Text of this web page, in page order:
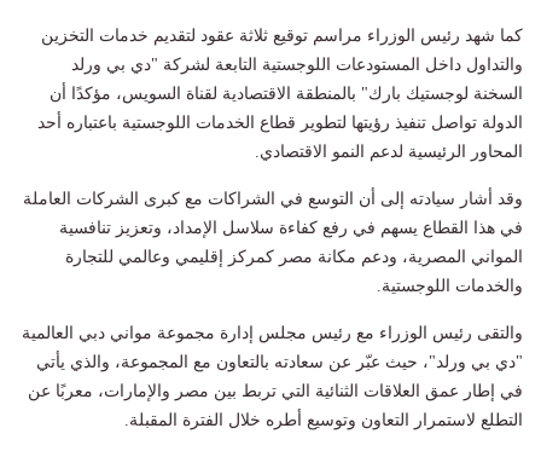
كما شهد رئيس الوزراء مراسم توقيع ثلاثة عقود لتقديم خدمات التخزين
والتداول داخل المستودعات اللوجستية التابعة لشركة "دي بي ورلد
السخنة لوجستيك بارك" بالمنطقة الاقتصادية لقناة السويس، مؤكدًا أن
الدولة تواصل تنفيذ رؤيتها لتطوير قطاع الخدمات اللوجستية باعتباره أحد
المحاور الرئيسية لدعم النمو الاقتصادي.
وقد أشار سيادته إلى أن التوسع في الشراكات مع كبرى الشركات العاملة
في هذا القطاع يسهم في رفع كفاءة سلاسل الإمداد، وتعزيز تنافسية
المواني المصرية، ودعم مكانة مصر كمركز إقليمي وعالمي للتجارة
والخدمات اللوجستية.
والتقى رئيس الوزراء مع رئيس مجلس إدارة مجموعة مواني دبي العالمية
"دي بي ورلد"، حيث عبّر عن سعادته بالتعاون مع المجموعة، والذي يأتي
في إطار عمق العلاقات الثنائية التي تربط بين مصر والإمارات، معربًا عن
التطلع لاستمرار التعاون وتوسيع أطره خلال الفترة المقبلة.